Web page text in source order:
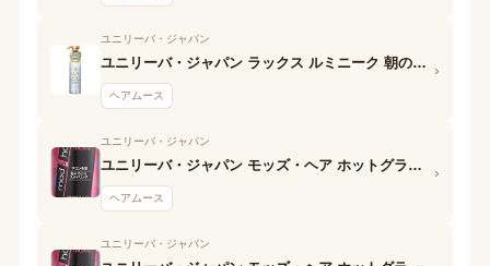
ユニリーバ・ジャパン
ユニリーバ・ジャパン ラックス ルミニーク 朝の泡トリートメント
ヘアムース
›
ユニリーバ・ジャパン
ユニリーバ・ジャパン モッズ・ヘア ホットグラマー泡ウォーター デュアルヘアスタイル
ヘアムース
›
ユニリーバ・ジャパン